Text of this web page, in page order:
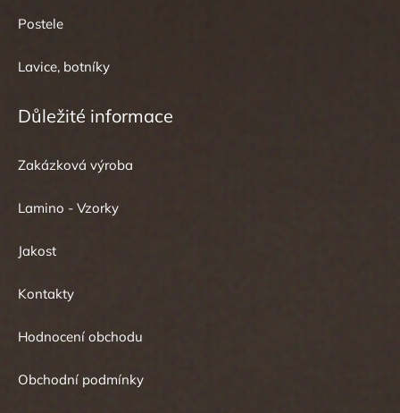
Postele
Lavice, botníky
Důležité informace
Zakázková výroba
Lamino - Vzorky
Jakost
Kontakty
Hodnocení obchodu
Obchodní podmínky